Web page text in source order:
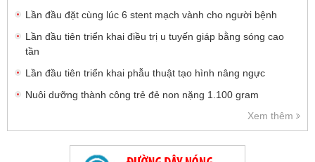
Lần đầu đặt cùng lúc 6 stent mạch vành cho người bệnh
Lần đầu tiên triển khai điều trị u tuyến giáp bằng sóng cao
tần
Lần đầu tiên triển khai phẫu thuật tạo hình nâng ngực
Nuôi dưỡng thành công trẻ đẻ non nặng 1.100 gram
Xem thêm